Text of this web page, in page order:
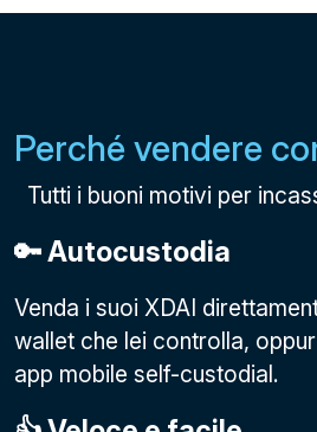
Perché vendere
Tutti i buoni motivi per
🔑 Autocustodia
Venda i suoi XDAI
wallet che lei controlla,
app mobile self-custodial.